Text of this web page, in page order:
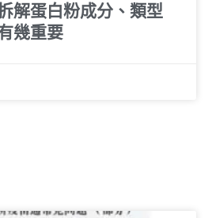
解蛋白粉成分、類型
幾重要